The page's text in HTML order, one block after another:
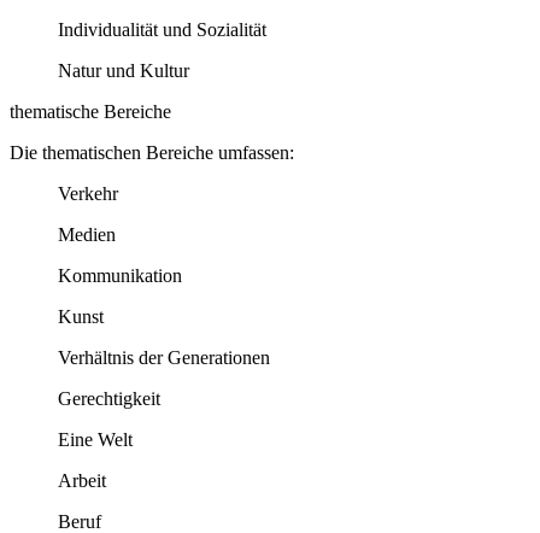
Individualität und Sozialität
Natur und Kultur
thematische Bereiche
Die thematischen Bereiche umfassen:
Verkehr
Medien
Kommunikation
Kunst
Verhältnis der Generationen
Gerechtigkeit
Eine Welt
Arbeit
Beruf